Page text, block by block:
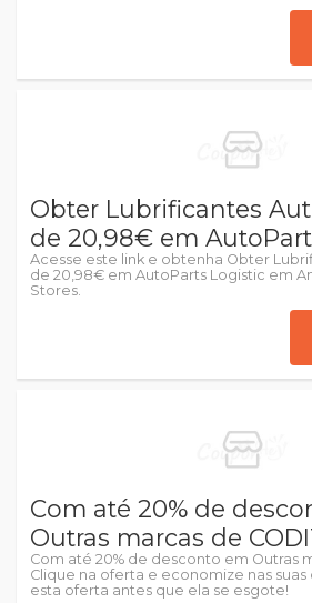
Obter Lubrificantes
de 20,98€ em
Acesse este link e obtenha Obter
de 20,98€ em AutoParts Logistic em
Stores.
Com até 20% de
Outras marcas de
Com até 20% de desconto em Outras
Clique na oferta e economize nas
esta oferta antes que ela se esgote!